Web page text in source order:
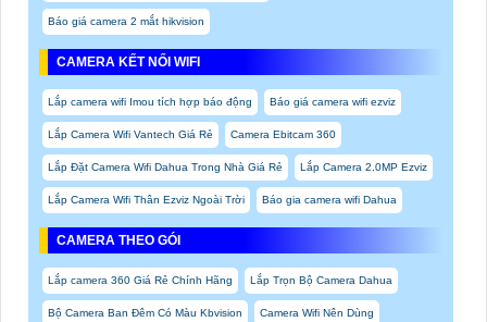
Báo giá camera 2 mắt hikvision
CAMERA KẾT NỐI WIFI
Lắp camera wifi Imou tích hợp báo động Báo giá camera wifi ezviz
Lắp Camera Wifi Vantech Giá Rẻ Camera Ebitcam 360
Lắp Đặt Camera Wifi Dahua Trong Nhà Giá Rẻ Lắp Camera 2.0MP Ezviz
Lắp Camera Wifi Thân Ezviz Ngoài Trời Báo gia camera wifi Dahua
CAMERA THEO GÓI
Lắp camera 360 Giá Rẻ Chính Hãng Lắp Trọn Bộ Camera Dahua
Bộ Camera Ban Đêm Có Màu Kbvision Camera Wifi Nên Dùng